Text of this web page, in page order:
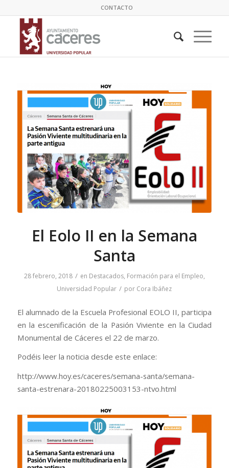
CONTACTO
El Eolo II en la Semana
Santa
28 febrero, 2018 / en Destacados, Formación para el Empleo,
Universidad Popular / por Cora Ibáñez
El alumnado de la Escuela Profesional EOLO II, participa
en la escenificación de la Pasión Viviente en la Ciudad
Monumental de Cáceres el 22 de marzo.
Podéis leer la noticia desde este enlace:
http://www.hoy.es/caceres/semana-santa/semana-
santa-estrenara-20180225003153-ntvo.html